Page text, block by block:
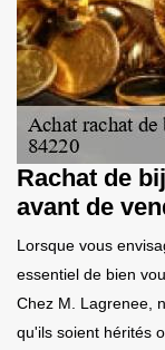
Rachat de
avant de
Lorsque vous
essentiel de bien
Chez M. Lagrenee,
qu'ils soient hérités